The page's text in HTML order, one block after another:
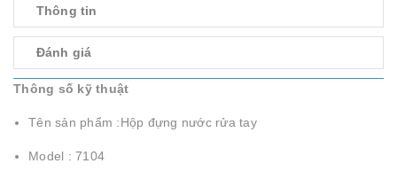
Thông tin
Đánh giá
Thông số kỹ thuật
Tên sản phẩm :Hộp đựng nước rửa tay
Model : 7104